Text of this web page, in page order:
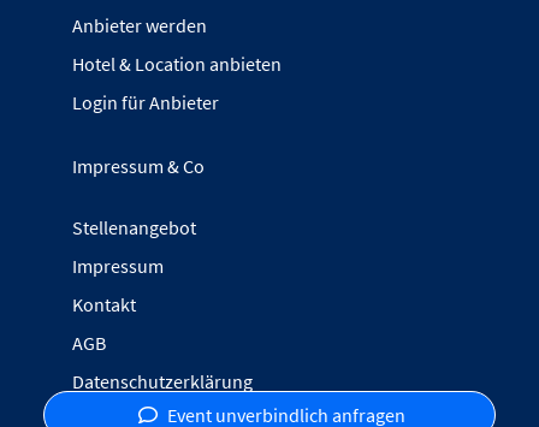
Event unverbindlich anfragen
Anbieter werden
Hotel & Location anbieten
Login für Anbieter
Impressum & Co
Stellenangebot
Impressum
Kontakt
AGB
Datenschutzerklärung
Inhalte melden